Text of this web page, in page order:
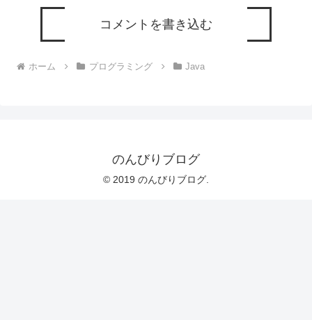
コメントを書き込む
ホーム プログラミング Java
のんびりブログ
© 2019 のんびりブログ.